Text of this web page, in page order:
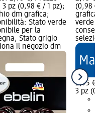
3 pz (0,98 € / 1 pz);
dm grafica;
Stato verde
per la
Stato grigio
il negozio dm
(0,98 € /
grafica;
verde
2,95 €
3 pz